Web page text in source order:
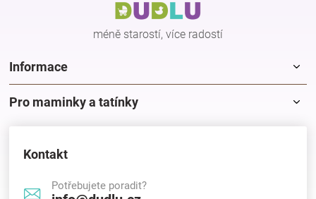
méně starostí, více radostí
Informace
Pro maminky a tatínky
Kontakt
Potřebujete poradit?